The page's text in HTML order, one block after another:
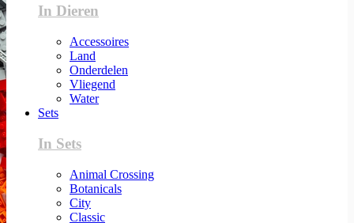
In Dieren
Accessoires
Land
Onderdelen
Vliegend
Water
Sets
In Sets
Animal Crossing
Botanicals
City
Classic